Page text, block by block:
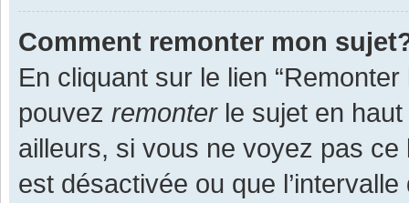
Comment remonter mon
En cliquant sur le lien
pouvez remonterle sujet en haut
ailleurs, si vous ne voyez pas
est désactivée ou que